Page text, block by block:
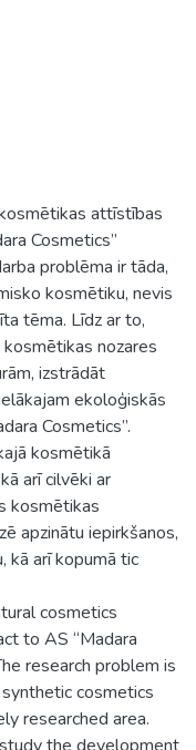
attīstības
Cosmetics”
problēma ir tāda,
kosmētiku, nevis
tēma. Līdz ar to,
nozares
izstrādāt
ekoloģiskās
Cosmetics”.
kosmētikā
arī cilvēki ar
kosmētikas
apzinātu iepirkšanos,
kā arī kopumā tic
cosmetics
to AS “Madara
research problem is
cosmetics
researched area.